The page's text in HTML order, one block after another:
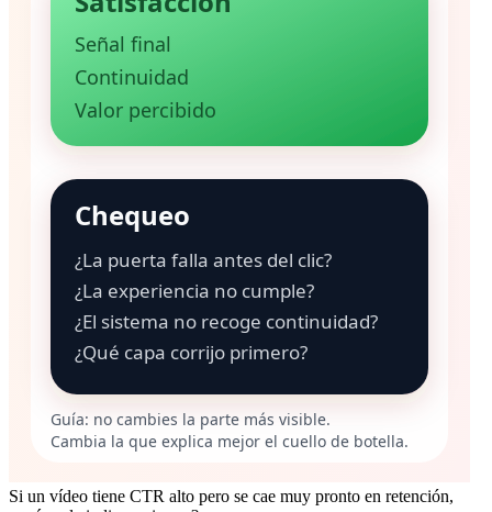
Si un vídeo tiene CTR alto pero se cae muy pronto en retención,